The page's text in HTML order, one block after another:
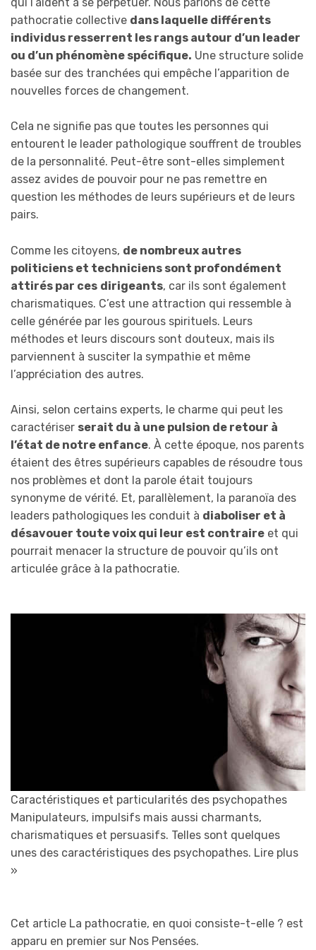
pathocratie collective dans laquelle différents
individus resserrent les rangs autour d’un leader
ou d’un phénomène spécifique. Une structure solide
basée sur des tranchées qui empêche l’apparition de
nouvelles forces de changement.
Cela ne signifie pas que toutes les personnes qui
entourent le leader pathologique souffrent de troubles
de la personnalité. Peut-être sont-elles simplement
assez avides de pouvoir pour ne pas remettre en
question les méthodes de leurs supérieurs et de leurs
pairs.
Comme les citoyens, de nombreux autres
politiciens et techniciens sont profondément
attirés par ces dirigeants, car ils sont également
charismatiques. C’est une attraction qui ressemble à
celle générée par les gourous spirituels. Leurs
méthodes et leurs discours sont douteux, mais ils
parviennent à susciter la sympathie et même
l’appréciation des autres.
Ainsi, selon certains experts, le charme qui peut les
caractériser serait du à une pulsion de retour à
l’état de notre enfance. À cette époque, nos parents
étaient des êtres supérieurs capables de résoudre tous
nos problèmes et dont la parole était toujours
synonyme de vérité. Et, parallèlement, la paranoïa des
leaders pathologiques les conduit à diaboliser et à
désavouer toute voix qui leur est contraire et qui
pourrait menacer la structure de pouvoir qu’ils ont
articulée grâce à la pathocratie.
Caractéristiques et particularités des psychopathes
Manipulateurs, impulsifs mais aussi charmants,
charismatiques et persuasifs. Telles sont quelques
unes des caractéristiques des psychopathes. Lire plus
»
Cet article La pathocratie, en quoi consiste-t-elle ? est
apparu en premier sur Nos Pensées.